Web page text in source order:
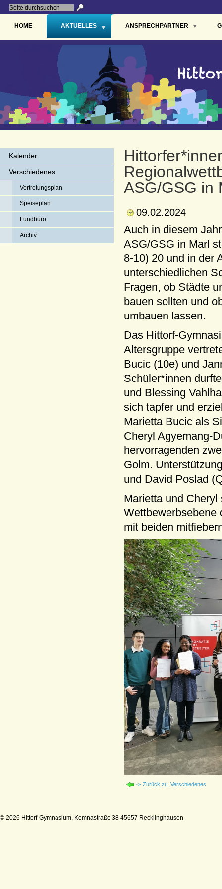
HOME AKTUELLES ANSPRECHPARTNER
Kalender
Verschiedenes
Vertretungsplan
Speiseplan
Fundbüro
Archiv
ASG/GSG in
09.02.2024
Auch in diesem
ASG/GSG in Marl
8-10) 20 und in der
unterschiedlichen
Fragen, ob Städte
bauen sollten und
umbauen lassen.
Das Hittorf-
Altersgruppe
Bucic (10e) und
Schüler*innen
und Blessing
sich tapfer und
Marietta Bucic als
Cheryl Agyemang-
hervorragenden
Golm.
und David Poslad
Marietta und
Wettbewerbsebene
mit beiden
<- Zurück zu: Verschiedenes
© 2026 Hittorf-Gymnasium, Kemnastraße 38 45657 Recklinghausen